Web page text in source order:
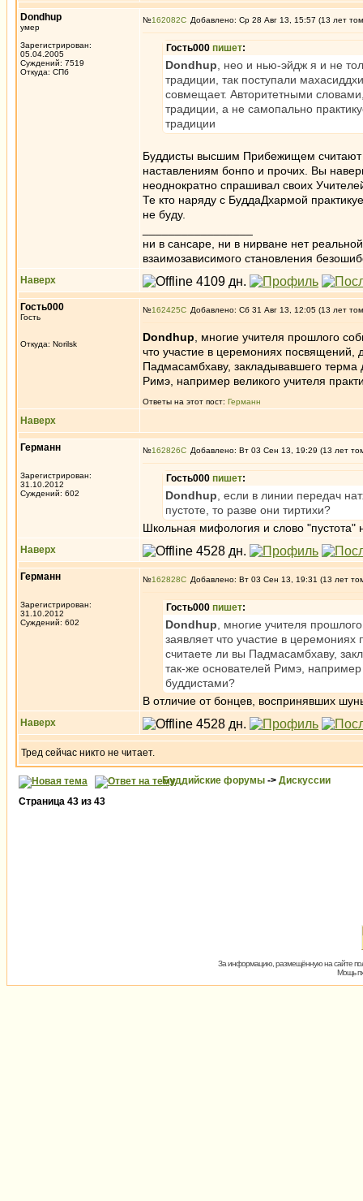
Dondhup
умер
Зарегистрирован:
05.04.2005
Суждений: 7519
Откуда: СПб
№162082 Добавлено: Ср 28 Авг 13, 15:57 (13 лет
Гость000 пишет:
Dondhup , нео и нью-эйдж я и не
традиции, так поступали
совмещает. Авторитетными
традиции, а не самопально
традиции
Буддисты высшим Прибежищем
наставлениям бонпо и прочих. Вы
неоднократно спрашивал своих
Те кто наряду с БуддаДхармой
не буду.
ни в сансаре, ни в нирване нет
взаимозависимого становления
Наверх
Гость000
Гость
Откуда: Norilsk
№162425 Добавлено: Сб 31 Авг 13, 12:05 (13 лет
Dondhup , многие учителя прошлого
что участие в церемониях посвящений,
Падмасамбхаву, закладывавшего терма
Римэ, например великого учителя
Ответы на этот пост: Германн
Наверх
Германн
Зарегистрирован:
31.10.2012
Суждений: 602
№162826 Добавлено: Вт 03 Сен 13, 19:29 (13 лет
Гость000 пишет:
Dondhup , если в линии передач
пустоте, то разве они тиртихи?
Школьная мифология и слово "пустота"
Наверх
Германн
Зарегистрирован:
31.10.2012
Суждений: 602
№162828 Добавлено: Вт 03 Сен 13, 19:31 (13 лет
Гость000 пишет:
Dondhup , многие учителя
заявляет что участие в
считаете ли вы Падмасамбхаву,
так-же основателей Римэ,
буддистами?
В отличие от бонцев, воспринявших
Наверх
Тред сейчас никто не читает.
Буддийские форумы -> Дискуссии
Страница 43 из 43
За информацию, размещённую на сайте
Мощь